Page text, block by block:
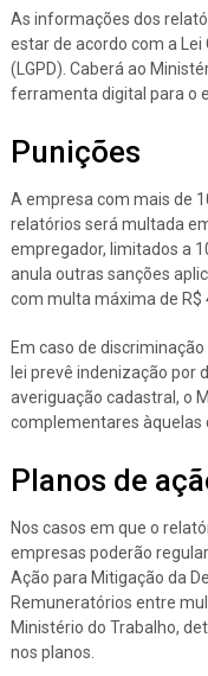
As informações dos
estar de acordo com a Lei
(LGPD). Caberá ao
ferramenta digital para o
Punições
A empresa com mais de
relatórios será multada
empregador, limitados a
anula outras sanções
com multa máxima de R$
Em caso de
lei prevê indenização por
averiguação cadastral, o
complementares àquelas
Planos de
Nos casos em que o
empresas poderão
Ação para Mitigação da
Remuneratórios entre
Ministério do Trabalho,
nos planos.